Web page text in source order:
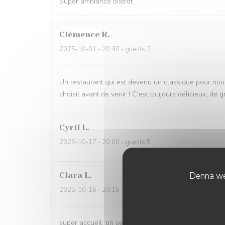
Denna
Clémence R
2025-10-01 - 20:30 - guests 2
Un restaurant qui est devenu un classique pour
choisit avant de venir ! C'est toujours délicieux, de
Cyril L
2025-10-17 - 20:00 - guests 5
Clara L
2025-10-16 - 20:15 - guests 6
super accueil, on se sent comme à la maison entre